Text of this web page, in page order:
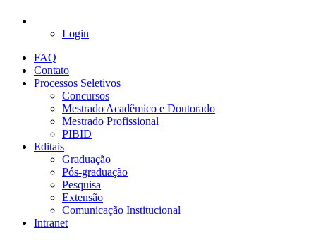
Login
FAQ
Contato
Processos Seletivos
Concursos
Mestrado Acadêmico e Doutorado
Mestrado Profissional
PIBID
Editais
Graduação
Pós-graduação
Pesquisa
Extensão
Comunicação Institucional
Intranet